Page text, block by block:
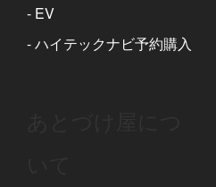
- EV
-ハイテックナビ予約購入